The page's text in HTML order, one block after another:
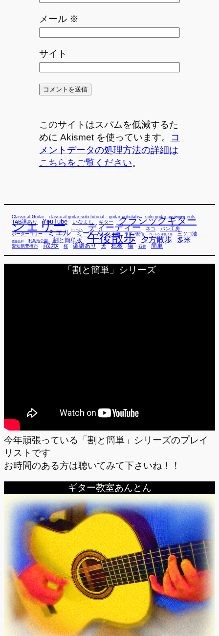
メール ※
サイト
このサイトはスパムを低減するた
めに Akismet を使っています。
コ
メントデータの処理方法の詳細は
こちらをご覧ください。
Classical Guitar classical guitar solo tutorial guitar solo tabs solo guitar arrangements
TAB譜あり YouTube いなよし ギター クラシックギター
シェリー シューくん ディーディー ネコ パン工房
ボーダーコリー ミエル ミーくん ミー君 ライブ配信 ローレン洋菓子店 三ツ口池
佐藤弘和 利兵池公園 割と簡単版 午後散歩 夕方散歩 多米
愛知県豊橋市 散歩 桜 楽譜あり 犬 独奏 猫 石巻 簡単
「割と簡単」シリーズ
今年頑張っている「割と簡単」シリーズのプレイ
リストです
お時間のある方は聴いてみて下さいね！！
ギター教室あんとん